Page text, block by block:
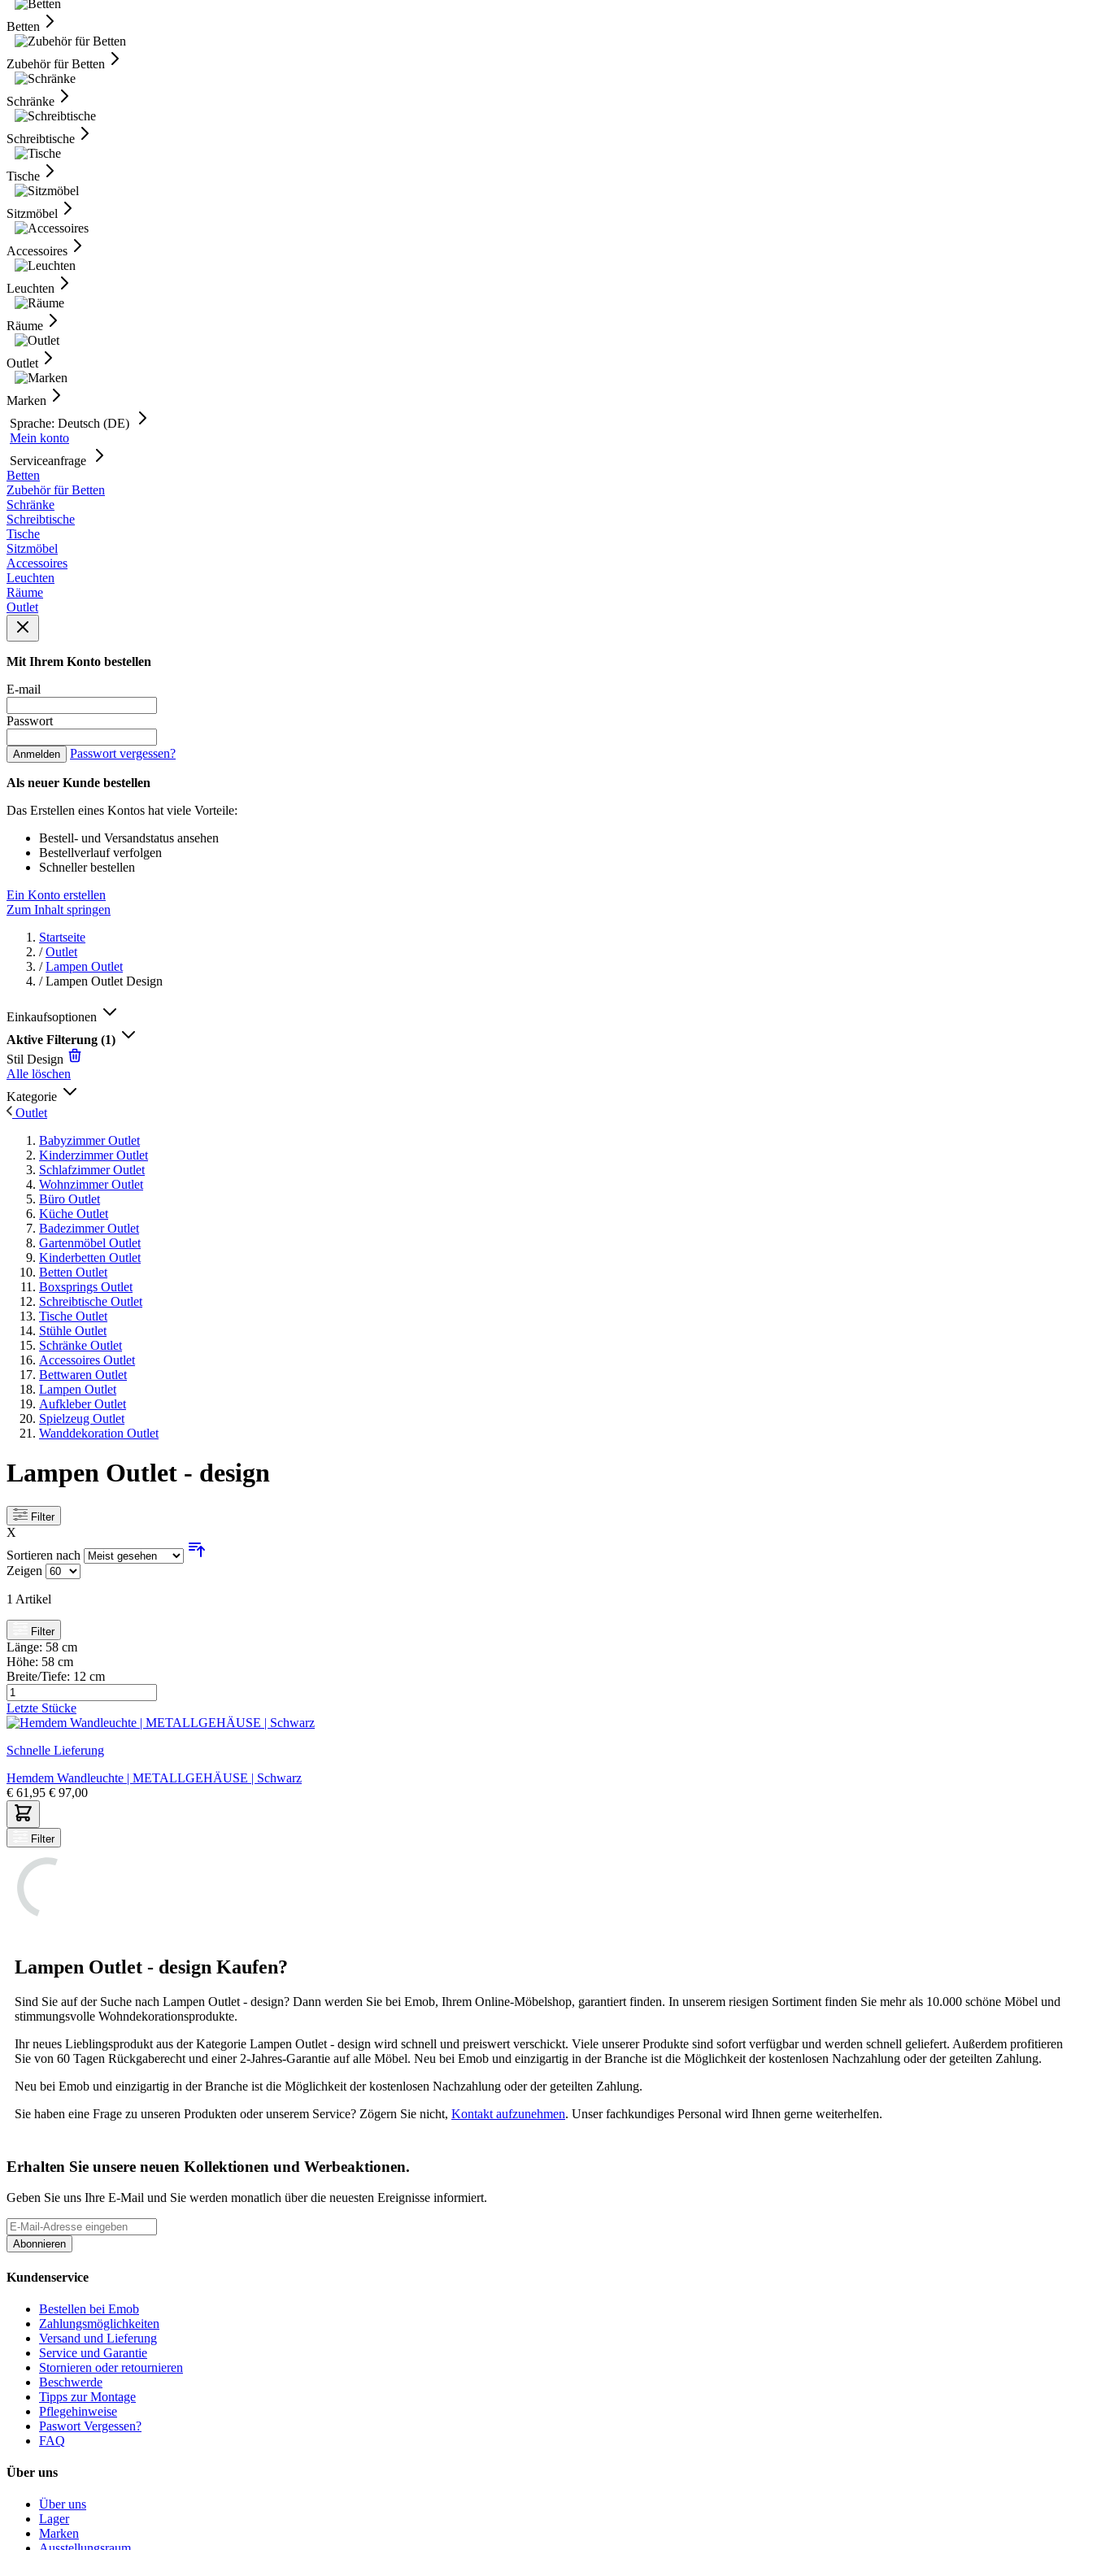
Betten
Zubehör für Betten
Schränke
Schreibtische
Tische
Sitzmöbel
Accessoires
Leuchten
Räume
Outlet
Marken
Sprache: Deutsch (DE)
Mein konto
Serviceanfrage
Betten
Zubehör für Betten
Schränke
Schreibtische
Tische
Sitzmöbel
Accessoires
Leuchten
Räume
Outlet
Mit Ihrem Konto bestellen
E-mail
Passwort
Anmelden Passwort vergessen?
Als neuer Kunde bestellen
Das Erstellen eines Kontos hat viele Vorteile:
Bestell- und Versandstatus ansehen
Bestellverlauf verfolgen
Schneller bestellen
Ein Konto erstellen
Zum Inhalt springen
Startseite
/ Outlet
/ Lampen Outlet
/ Lampen Outlet Design
Einkaufsoptionen
Aktive Filterung (1)
Stil Design
Alle löschen
Kategorie
Outlet
Babyzimmer Outlet
Kinderzimmer Outlet
Schlafzimmer Outlet
Wohnzimmer Outlet
Büro Outlet
Küche Outlet
Badezimmer Outlet
Gartenmöbel Outlet
Kinderbetten Outlet
Betten Outlet
Boxsprings Outlet
Schreibtische Outlet
Tische Outlet
Stühle Outlet
Schränke Outlet
Accessoires Outlet
Bettwaren Outlet
Lampen Outlet
Aufkleber Outlet
Spielzeug Outlet
Wanddekoration Outlet
Lampen Outlet - design
Filter
X
Sortieren nach
Zeigen
1 Artikel
Filter
Länge: 58 cm
Höhe: 58 cm
Breite/Tiefe: 12 cm
Letzte Stücke
Schnelle Lieferung
Hemdem Wandleuchte | METALLGEHÄUSE | Schwarz
€ 61,95 € 97,00
Filter
Lampen Outlet - design Kaufen?
Sind Sie auf der Suche nach Lampen Outlet - design? Dann werden Sie bei Emob, Ihrem Online-Möbelshop, garantiert finden. In unserem riesigen Sortiment finden Sie mehr als 10.000 schöne Möbel und
stimmungsvolle Wohndekorationsprodukte.
Ihr neues Lieblingsprodukt aus der Kategorie Lampen Outlet - design wird schnell und preiswert verschickt. Viele unserer Produkte sind sofort verfügbar und werden schnell geliefert. Außerdem profitieren
Sie von 60 Tagen Rückgaberecht und einer 2-Jahres-Garantie auf alle Möbel. Neu bei Emob und einzigartig in der Branche ist die Möglichkeit der kostenlosen Nachzahlung oder der geteilten Zahlung.
Neu bei Emob und einzigartig in der Branche ist die Möglichkeit der kostenlosen Nachzahlung oder der geteilten Zahlung.
Sie haben eine Frage zu unseren Produkten oder unserem Service? Zögern Sie nicht, Kontakt aufzunehmen. Unser fachkundiges Personal wird Ihnen gerne weiterhelfen.
Erhalten Sie unsere neuen Kollektionen und Werbeaktionen.
Geben Sie uns Ihre E-Mail und Sie werden monatlich über die neuesten Ereignisse informiert.
Abonnieren
Kundenservice
Bestellen bei Emob
Zahlungsmöglichkeiten
Versand und Lieferung
Service und Garantie
Stornieren oder retournieren
Beschwerde
Tipps zur Montage
Pflegehinweise
Paswort Vergessen?
FAQ
Über uns
Über uns
Lager
Marken